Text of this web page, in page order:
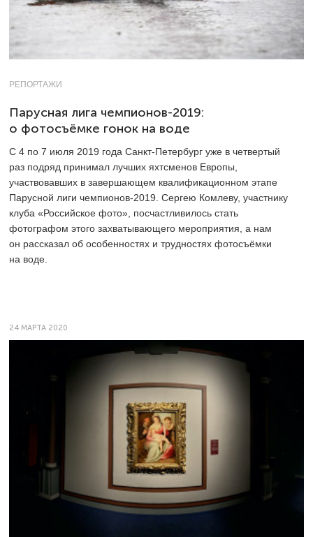
РЕПОРТАЖИ
Парусная лига чемпионов-2019:
о фотосъёмке гонок на воде
С 4 по 7 июля 2019 года Санкт-Петербург уже в четвертый
раз подряд принимал лучших яхтсменов Европы,
участвовавших в завершающем квалификационном этапе
Парусной лиги чемпионов-2019. Сергею Комлеву, участнику
клуба «Российское фото», посчастливилось стать
фотографом этого захватывающего мероприятия, а нам
он рассказал об особенностях и трудностях фотосъёмки
на воде.
24 МАРТА 2020